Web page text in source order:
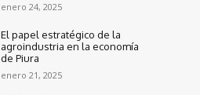
enero 24, 2025
El papel estratégico de la
agroindustria en la economía
de Piura
enero 21, 2025